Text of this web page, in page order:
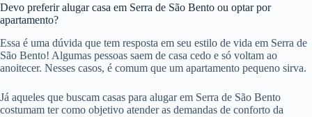
Devo preferir alugar casa em Serra de São Bento ou optar por
apartamento?
Essa é uma dúvida que tem resposta em seu estilo de vida em Serra de
São Bento! Algumas pessoas saem de casa cedo e só voltam ao
anoitecer. Nesses casos, é comum que um apartamento pequeno sirva.
Já aqueles que buscam casas para alugar em Serra de São Bento
costumam ter como objetivo atender as demandas de conforto da